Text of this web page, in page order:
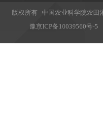
版权所有 中国农业科学院农
豫京ICP备10039560号-5